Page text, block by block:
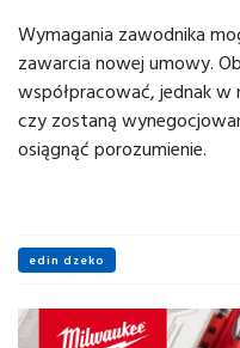
Wymagania zawodnika
zawarcia nowej umowy.
współpracować, jednak w
czy zostaną
osiągnąć porozumienie.
edin dzeko